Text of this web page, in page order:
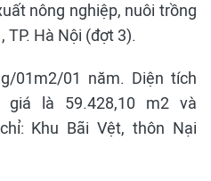
nông nghiệp, nuôi trồng
TP. Hà Nội (đợt 3).
01m2/01 năm. Diện tích
là 59.428,10 m2 và
Khu Bãi Vệt, thôn Nại